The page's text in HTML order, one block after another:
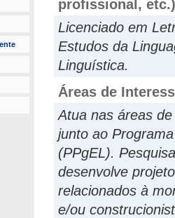
profissional, etc.)
Licenciado em
Estudos da
Linguística.
Áreas de
Atua nas áreas
junto ao
(PPgEL).
desenvolve
relacionados à
e/ou